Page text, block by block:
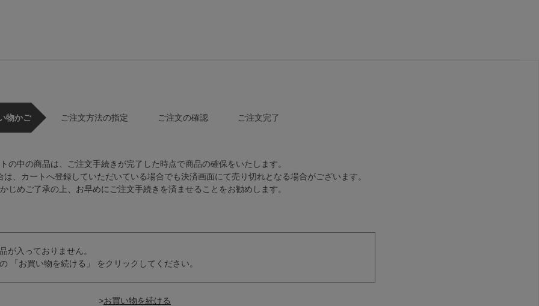
物かご ご注文方法の指定 ご注文の確認 ご注文完了
の中の商品は、ご注文手続きが完了した時点で商品の確保をいたします。
、カートへ登録していただいている場合でも決済画面にて売り切れとなる場合がございます。
じめご了承の上、お早めにご注文手続きを済ませることをお勧めします。
が入っておりません。
「お買い物を続ける」 をクリックしてください。
>